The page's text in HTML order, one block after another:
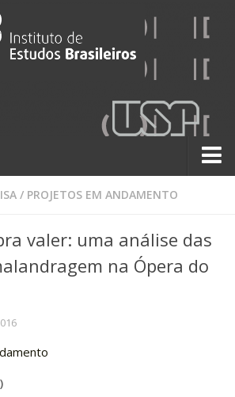
/ PROJETOS EM ANDAMENTO
valer: uma análise das
na Ópera do